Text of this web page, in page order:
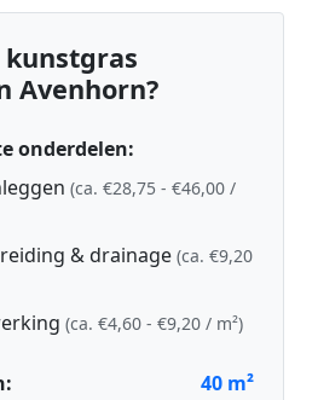
Avenhorn?
onderdelen:
(ca. €28,75 - €46,00 /
& drainage (ca. €9,20
(ca. €4,60 - €9,20 / m²)
40 m²